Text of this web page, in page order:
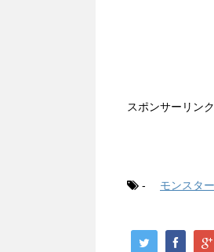
スポンサーリンク
- モンスタ